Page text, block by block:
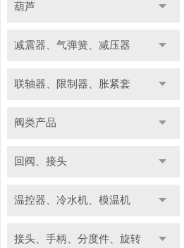
葫芦
减震器、气弹簧、减压器
联轴器、限制器、胀紧套
阀类产品
回阀、接头
温控器、冷水机、模温机
接头、手柄、分度件、旋转